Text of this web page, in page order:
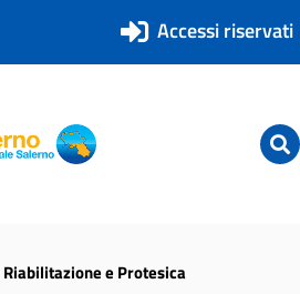
Accessi riservati
ASL Salerno
ASL Salerno
Riabilitazione e Protesica